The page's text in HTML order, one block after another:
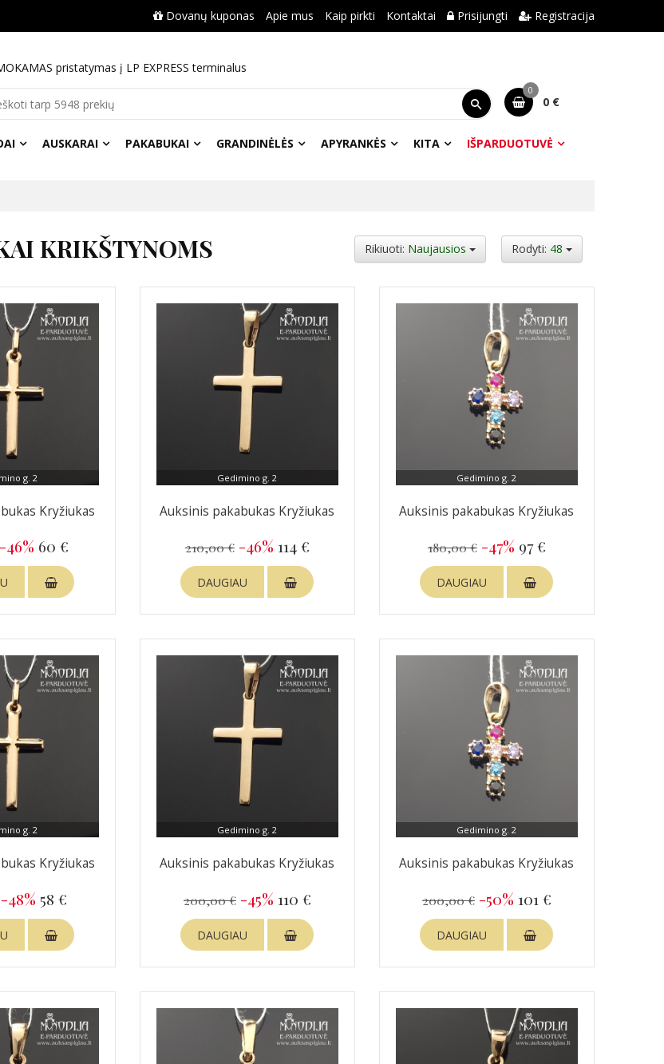
Dovanų kuponas Apie mus Kaip pirkti Kontaktai Prisijungti Registracija
pristatymas į LP EXPRESS terminalus
0
0 €
AUSKARAI PAKABUKAI GRANDINĖLĖS APYRANKĖS KITA IŠPARDUOTUVĖ
KRIKŠTYNOMS Rikiuoti: Naujausios Rodyti: 48
g. 2
Kryžiukas
-46% 60 €
Gedimino g. 2
Auksinis pakabukas Kryžiukas
210,00 € -46% 114 €
DAUGIAU
Gedimino g. 2
Auksinis pakabukas Kryžiukas
180,00 € -47% 97 €
DAUGIAU
g. 2
Kryžiukas
-48% 58 €
Gedimino g. 2
Auksinis pakabukas Kryžiukas
200,00 € -45% 110 €
DAUGIAU
Gedimino g. 2
Auksinis pakabukas Kryžiukas
200,00 € -50% 101 €
DAUGIAU